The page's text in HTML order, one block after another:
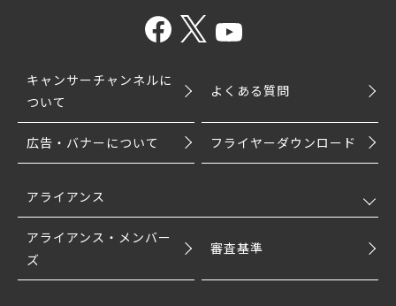
キャンサーチャンネルに
ついて
よくある質問
広告・バナーについて フライヤーダウンロード
アライアンス
アライアンス・メンバー
ズ
審査基準